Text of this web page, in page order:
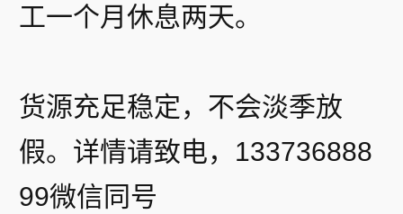
工一个月休息两天。
货源充足稳定，不会淡季放
假。详情请致电，133736888
99微信同号